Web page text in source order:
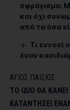
σφράγισμα:
και όχι
από τα όσα
Τι εννοεί
έναν
AΓIOΣ ΠAIΣIOΣ:
TO IΔIO ΘA
KATANTHΣEI